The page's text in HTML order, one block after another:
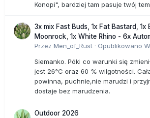
Konopi", bardziej tam pasuje twój
3x mix Fast Buds, 1x Fat Bastard, 1x
Moonrock, 1x White Rhino - 6x
Przez Men_of_Rust · Opublikowano
Siemanko. Póki co warunki się
jest 26°C oraz 60 % wilgotności.
powinna, puchnie,nie marudzi i
dostaje bez marudzenia.
Outdoor 2026